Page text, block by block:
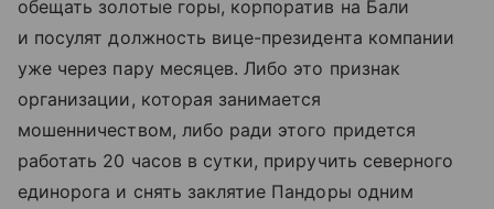
обещать золотые горы, корпоратив на Бали
и посулят должность вице-президента компании
уже через пару месяцев. Либо это признак
организации, которая занимается
мошенничеством, либо ради этого придется
работать 20 часов в сутки, приручить северного
единорога и снять заклятие Пандоры одним